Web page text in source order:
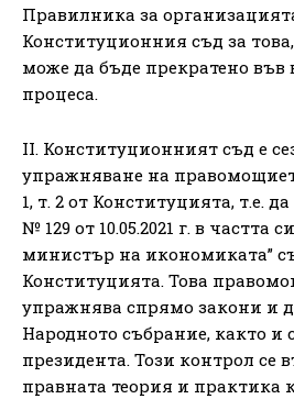
Правилника за
Конституционния съд за
може да бъде прекратено във
процеса.
II. Конституционният съд е
упражняване на
1, т. 2 от Конституцията, т.е.
№ 129 от 10.05.2021 г. в частта
министър на икономиката”
Конституцията. Това
упражнява спрямо закони и
Народното събрание, както и
президента. Този контрол се
правната теория и практика